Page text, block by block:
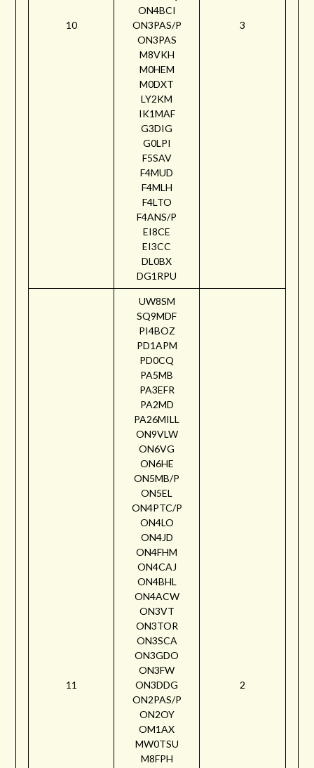
10
ON4BCI
ON3PAS/P
ON3PAS
M8VKH
M0HEM
M0DXT
LY2KM
IK1MAF
G3DIG
G0LPI
F5SAV
F4MUD
F4MLH
F4LTO
F4ANS/P
EI8CE
EI3CC
DL0BX
DG1RPU
3
11
UW8SM
SQ9MDF
PI4BOZ
PD1APM
PD0CQ
PA5MB
PA3EFR
PA2MD
PA26MILL
ON9VLW
ON6VG
ON6HE
ON5MB/P
ON5EL
ON4PTC/P
ON4LO
ON4JD
ON4FHM
ON4CAJ
ON4BHL
ON4ACW
ON3VT
ON3TOR
ON3SCA
ON3GDO
ON3FW
ON3DDG
ON2PAS/P
ON2OY
OM1AX
MW0TSU
M8FPH
2